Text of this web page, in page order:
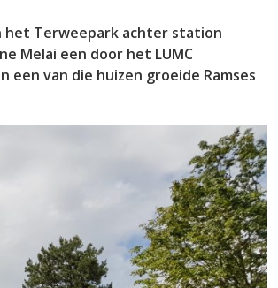
het Terweepark achter station
Melai een door het LUMC
van die huizen groeide Ramses